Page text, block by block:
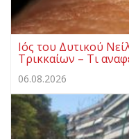
Ιός του Δυτικού
Τρικκαίων – Τι
06.08.2026